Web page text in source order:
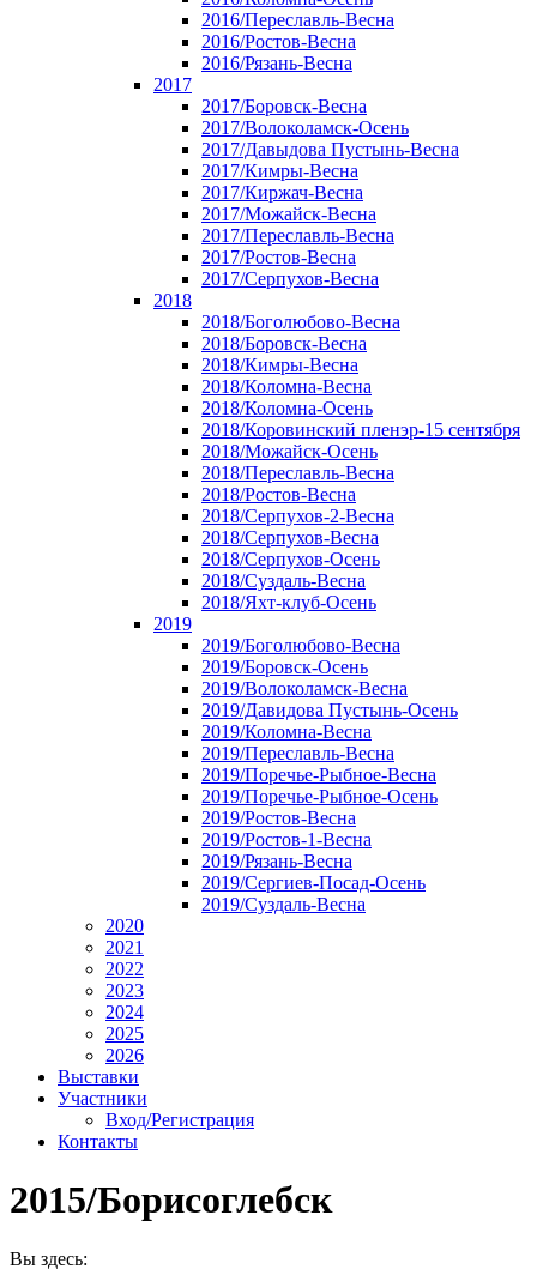
2016/Переславль-Весна
2016/Ростов-Весна
2016/Рязань-Весна
2017
2017/Боровск-Весна
2017/Волоколамск-Осень
2017/Давыдова Пустынь-Весна
2017/Кимры-Весна
2017/Киржач-Весна
2017/Можайск-Весна
2017/Переславль-Весна
2017/Ростов-Весна
2017/Серпухов-Весна
2018
2018/Боголюбово-Весна
2018/Боровск-Весна
2018/Кимры-Весна
2018/Коломна-Весна
2018/Коломна-Осень
2018/Коровинский пленэр-15 сентября
2018/Можайск-Осень
2018/Переславль-Весна
2018/Ростов-Весна
2018/Серпухов-2-Весна
2018/Серпухов-Весна
2018/Серпухов-Осень
2018/Суздаль-Весна
2018/Яхт-клуб-Осень
2019
2019/Боголюбово-Весна
2019/Боровск-Осень
2019/Волоколамск-Весна
2019/Давидова Пустынь-Осень
2019/Коломна-Весна
2019/Переславль-Весна
2019/Поречье-Рыбное-Весна
2019/Поречье-Рыбное-Осень
2019/Ростов-Весна
2019/Ростов-1-Весна
2019/Рязань-Весна
2019/Сергиев-Посад-Осень
2019/Суздаль-Весна
2020
2021
2022
2023
2024
2025
2026
Выставки
Участники
Вход/Регистрация
Контакты
2015/Борисоглебск
Вы здесь: